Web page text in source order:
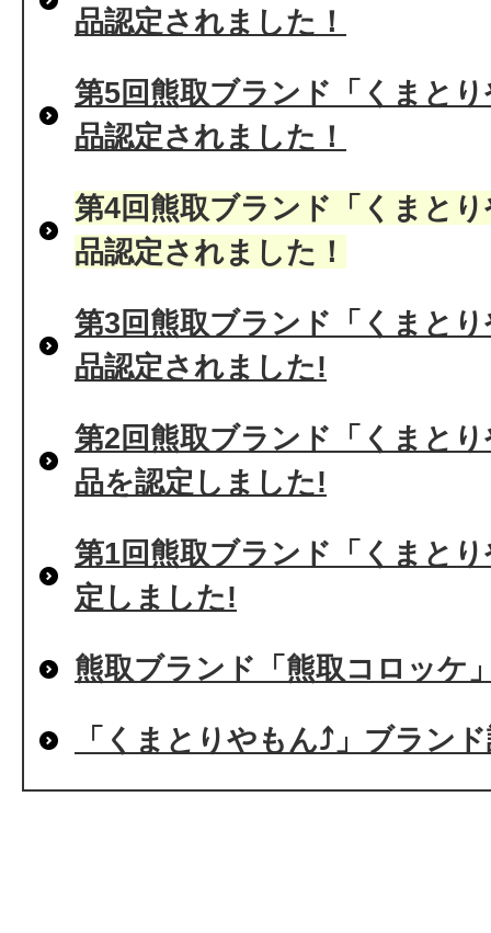
品認定されました！
第5回熊取ブランド「くまと
品認定されました！
第4回熊取ブランド「くまと
品認定されました！
第3回熊取ブランド「くまと
品認定されました!
第2回熊取ブランド「くまと
品を認定しました!
第1回熊取ブランド「くまと
定しました!
熊取ブランド「熊取コロッケ
「くまとりやもん⤴」ブラン